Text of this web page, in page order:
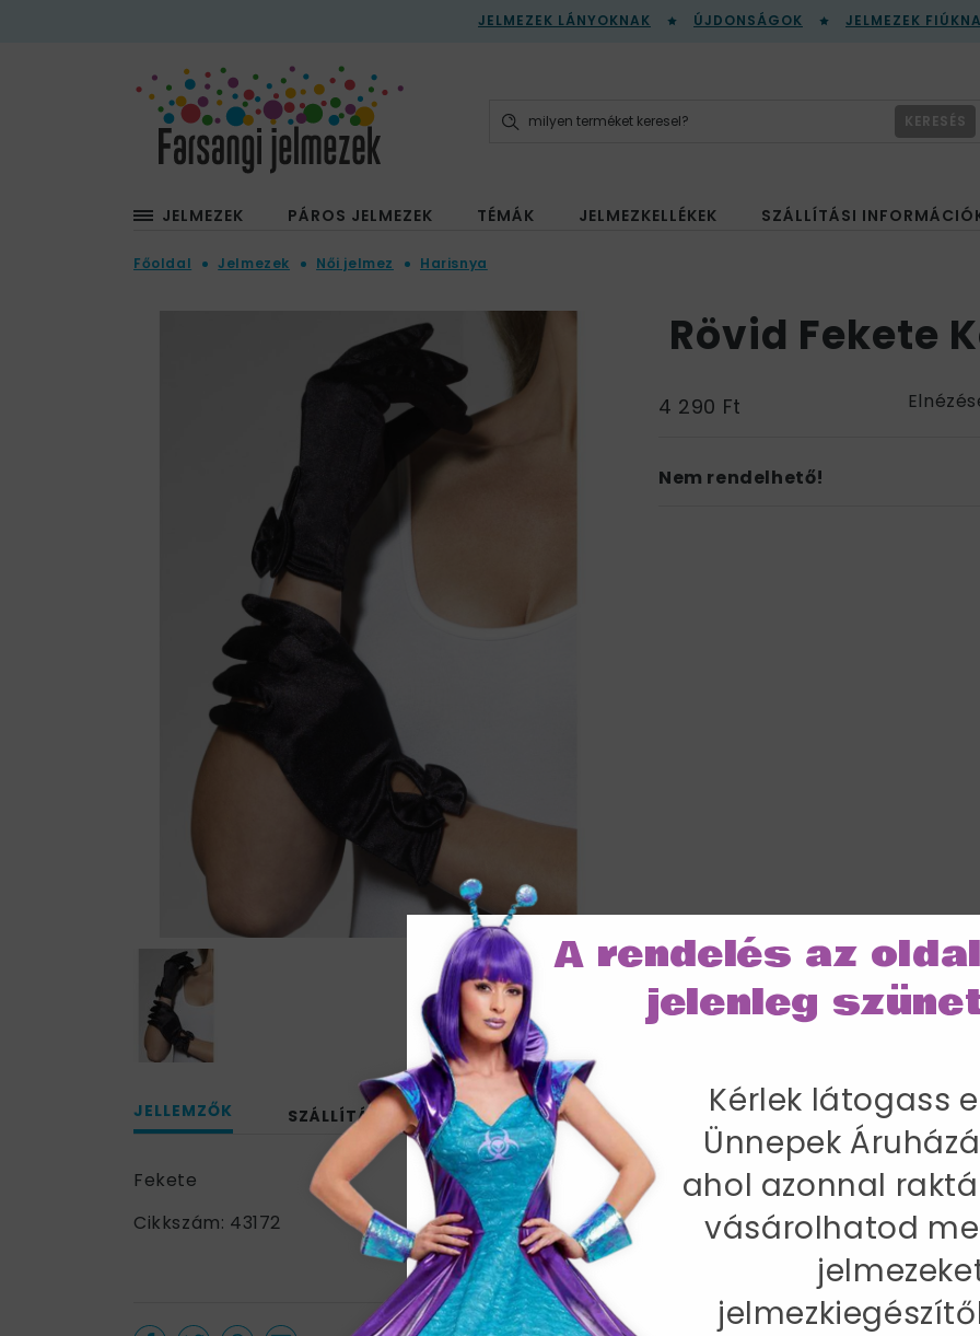
JELMEZEK LÁNYOKNAK ÚJDONSÁGOK JELMEZEK
KERESÉS
JELMEZEK PÁROS JELMEZEK TÉMÁK JELMEZKELLÉKEK SZÁLLÍTÁSI
Főoldal Jelmezek Női jelmez Harisnya
Rövid Fekete
4 290 Ft
Nem rendelhető!
JELLEMZŐK SZÁLLÍTÁS
Fekete
Cikkszám: 43172
Kérlek látogass
Ünnepek
ahol azonnal
vásárolhatod
A rendelés az
jelenleg